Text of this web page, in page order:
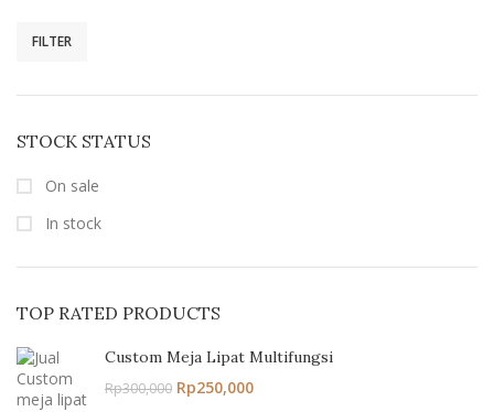
FILTER
STOCK STATUS
On sale
In stock
TOP RATED PRODUCTS
Custom Meja Lipat Multifungsi
Rp300,000 Rp250,000